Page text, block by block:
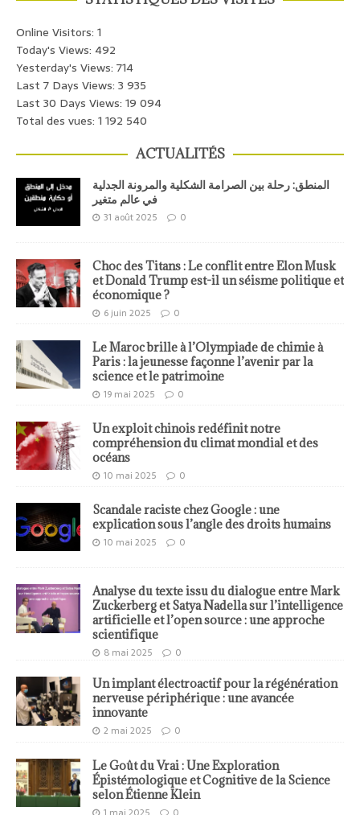
Online Visitors: 1
Today's Views: 492
Yesterday's Views: 714
Last 7 Days Views: 3 935
Last 30 Days Views: 19 094
Total des vues: 1 192 540
ACTUALITÉS
المنطق: رحلة بين الصرامة الشكلية والمرونة الجدلية
في عالم متغير
31 août 2025 0
Choc des Titans : Le conflit entre Elon Musk
et Donald Trump est-il un séisme politique et
économique ?
6 juin 2025 0
Le Maroc brille à l’Olympiade de chimie à
Paris : la jeunesse façonne l’avenir par la
science et le patrimoine
19 mai 2025 0
Un exploit chinois redéfinit notre
compréhension du climat mondial et des
océans
10 mai 2025 0
Scandale raciste chez Google : une
explication sous l’angle des droits humains
10 mai 2025 0
Analyse du texte issu du dialogue entre Mark
Zuckerberg et Satya Nadella sur l’intelligence
artificielle et l’open source : une approche
scientifique
8 mai 2025 0
Un implant électroactif pour la régénération
nerveuse périphérique : une avancée
innovante
2 mai 2025 0
Le Goût du Vrai : Une Exploration
Épistémologique et Cognitive de la Science
selon Étienne Klein